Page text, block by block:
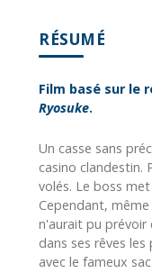
RÉSUMÉ
Film basé sur le
Ryosuke.
Un casse sans
casino clandestin.
volés. Le boss
Cependant,
n'aurait pu prévoir
dans ses rêves
avec le fameux